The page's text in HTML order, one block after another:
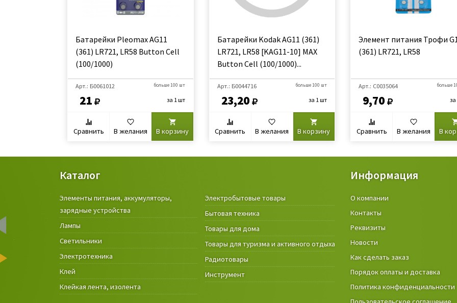
Батарейки Pleomax AG11
(361) LR721, LR58 Button Cell
(100/1000)
Арт.: Б0061012
21
больше 100 шт
за 1 шт
Сравнить В желания В корзину
Батарейки Kodak AG11 (361)
LR721, LR58 [KAG11-10] MAX
Button Cell (100/1000)...
Арт.: Б0044716
23,20
больше 100 шт
за 1 шт
Сравнить В желания В корзину
Элемент питания Трофи
(361) LR721, LR58
Арт.: C0035064
9,70
больше
Сравнить В желания В
Каталог
Элементы питания, аккумуляторы,
зарядные устройства
Лампы
Светильники
Электротехника
Клей
Клейкая лента, изолента
Электробытовые товары
Бытовая техника
Товары для дома
Товары для туризма и активного отдыха
Радиотовары
Инструмент
Крепёжные изделия и
материалы
Товары и инструмент для дачи,
Фонари
Информация
О компании
Контакты
Реквизиты
Новости
Как сделать заказ
Порядок оплаты и доставка
Политика конфиденциальности